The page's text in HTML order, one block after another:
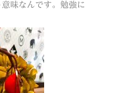
味なんです。勉強に